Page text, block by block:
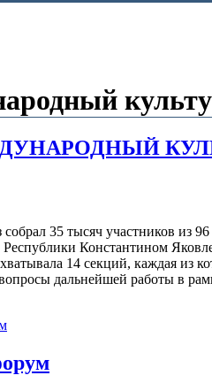
35 тысяч участников из
Константином
14 секций, каждая из
дальнейшей работы в